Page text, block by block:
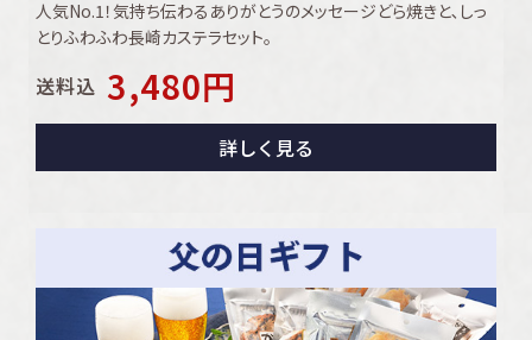
人気No.1！気持ち伝わるありがとうのメッセージどら焼きと､しっ
とりふわふわ長崎カステラセット｡
送料込 3,480円
詳しく見る